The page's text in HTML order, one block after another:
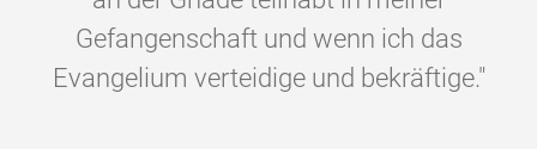
Gefangenschaft und wenn ich das
Evangelium verteidige und bekräftige."